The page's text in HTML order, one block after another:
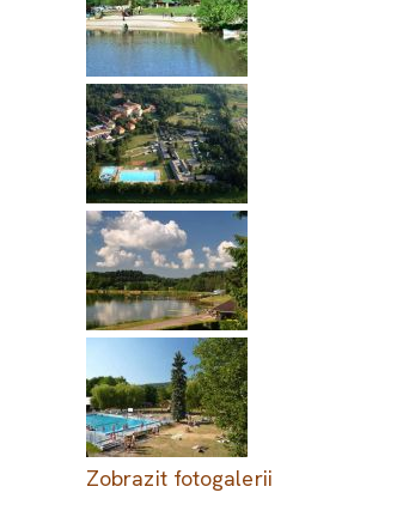
Zobrazit fotogalerii